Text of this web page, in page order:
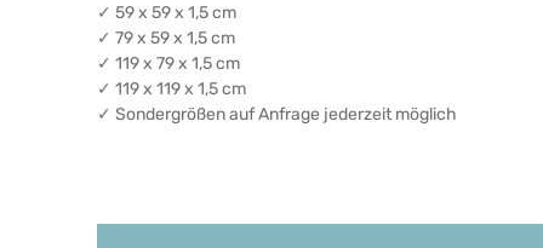
✓ 59 x 59 x 1,5 cm
✓ 79 x 59 x 1,5 cm
✓ 119 x 79 x 1,5 cm
✓ 119 x 119 x 1,5 cm
✓ Sondergrößen auf Anfrage jederzeit möglich